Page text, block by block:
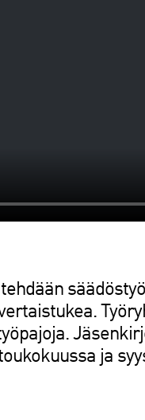
ja